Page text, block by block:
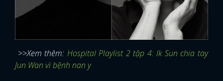
>>Xem thêm: Hospital Playlist 2 tập 4: Ik Sun chia tay
Jun Wan vì bệnh nan y